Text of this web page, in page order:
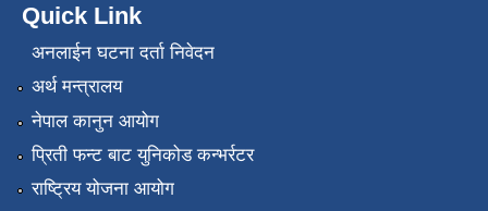
Quick Link
अनलाईन घटना दर्ता निवेदन
अर्थ मन्त्रालय
नेपाल कानुन आयोग
प्रिती फन्ट बाट युनिकोड कन्भर्रटर
राष्ट्रिय योजना आयोग